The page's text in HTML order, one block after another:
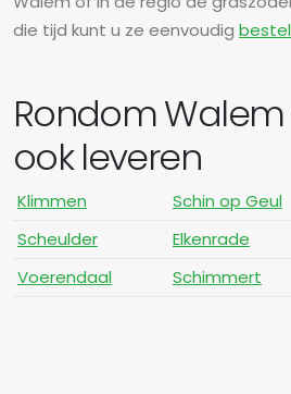
die tijd kunt u ze eenvoudig
Rondom
ook leveren
Klimmen Schin op Geul
Scheulder
Elkenrade
Voerendaal
Schimmert